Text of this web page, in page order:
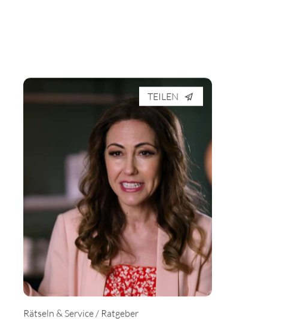
TEILEN
Rätseln & Service / Ratgeber